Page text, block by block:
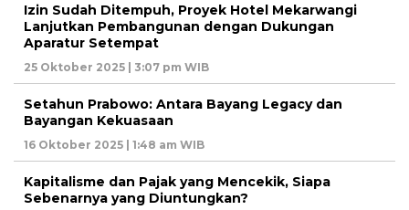
Izin Sudah Ditempuh, Proyek Hotel Mekarwangi
Lanjutkan Pembangunan dengan Dukungan
Aparatur Setempat
25 Oktober 2025 | 3:07 pm WIB
Setahun Prabowo: Antara Bayang Legacy dan
Bayangan Kekuasaan
16 Oktober 2025 | 1:48 am WIB
Kapitalisme dan Pajak yang Mencekik, Siapa
Sebenarnya yang Diuntungkan?